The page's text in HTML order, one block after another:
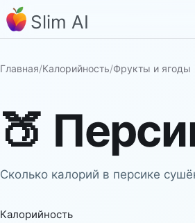
Slim AI
Главная/Калорийность/Фрукты и ягоды
🍑
Сколько калорий в персике
Калорийность